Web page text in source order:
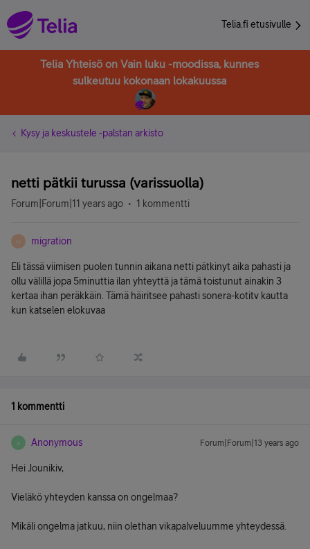
Telia.fi etusivulle
Telia Yhteisö on Vain luku -moodissa, kunnes
sulkeutuu kokonaan lokakuussa
Kysy ja keskustele -palstan arkisto
netti pätkii turussa (varissuolla)
Forum|Forum|11 years ago 1 kommentti
M migration
Eli tässä viimisen puolen tunnin aikana netti pätkinyt aika pahasti ja
ollu välillä jopa 5minuttia ilan yhteyttä ja tämä toistunut ainakin 3
kertaa ihan peräkkäin. Tämä häiritsee pahasti sonera-kotitv kautta
kun katselen elokuvaa
1 kommentti
A Anonymous Forum|Forum|13 years ago
Hei Jounikiv,
Vieläkö yhteyden kanssa on ongelmaa?
Mikäli ongelma jatkuu, niin olethan vikapalveluumme yhteydessä.